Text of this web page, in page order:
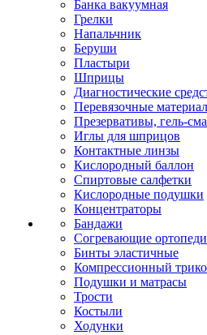
Банка вакуумная
Грелки
Напальчник
Беруши
Пластыри
Шприцы
Диагностические
Перевязочные
Презервативы, гель-
Иглы для шприцов
Контактные линзы
Кислородный баллон
Спиртовые салфетки
Кислородные подушки
Концентраторы
Бандажи
Согревающие
Бинты эластичные
Компрессионный
Подушки и матрасы
Трости
Костыли
Ходунки